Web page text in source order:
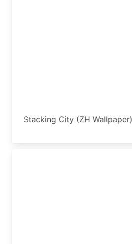
Stacking City (ZH Wallpaper)